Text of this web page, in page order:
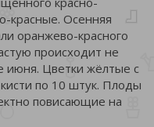
красные. Осенняя
оранжево-красного
происходит не
июня. Цветки жёлтые с
по 10 штук. Плоды
повисающие на